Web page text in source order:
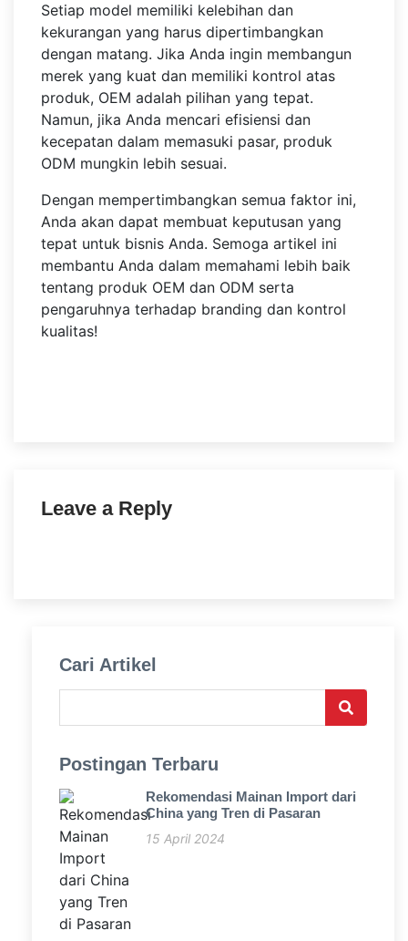
Setiap model memiliki kelebihan dan
kekurangan yang harus dipertimbangkan
dengan matang. Jika Anda ingin membangun
merek yang kuat dan memiliki kontrol atas
produk, OEM adalah pilihan yang tepat.
Namun, jika Anda mencari efisiensi dan
kecepatan dalam memasuki pasar, produk
ODM mungkin lebih sesuai.
Dengan mempertimbangkan semua faktor ini,
Anda akan dapat membuat keputusan yang
tepat untuk bisnis Anda. Semoga artikel ini
membantu Anda dalam memahami lebih baik
tentang produk OEM dan ODM serta
pengaruhnya terhadap branding dan kontrol
kualitas!
Leave a Reply
Cari Artikel
Postingan Terbaru
Rekomendasi Mainan Import dari
China yang Tren di Pasaran
15 April 2024